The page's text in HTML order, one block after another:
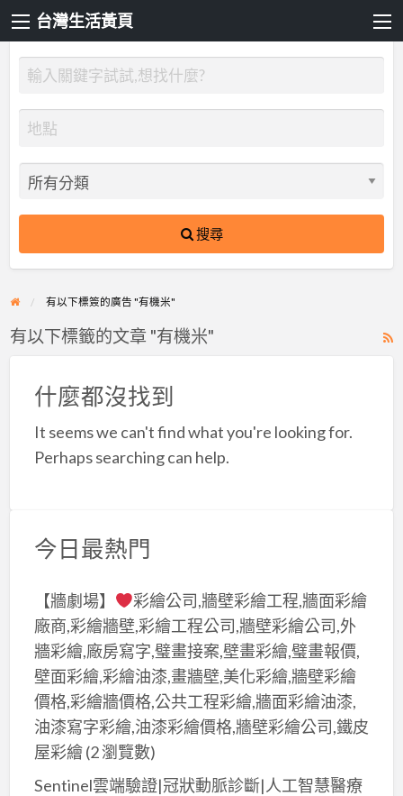
台灣生活黃頁
搜尋
有以下標簽的廣告 "有機米"
有以下標籤的文章 "有機米"
什麼都沒找到
It seems we can't find what you're looking for.
Perhaps searching can help.
今日最熱門
【牆劇場】
彩繪公司,牆壁彩繪工程,牆面彩繪
廠商,彩繪牆壁,彩繪工程公司,牆壁彩繪公司,外
牆彩繪,廠房寫字,璧畫接案,壁畫彩繪,璧畫報價,
壁面彩繪,彩繪油漆,畫牆壁,美化彩繪,牆壁彩繪
價格,彩繪牆價格,公共工程彩繪,牆面彩繪油漆,
油漆寫字彩繪,油漆彩繪價格,牆壁彩繪公司,鐵皮
屋彩繪(2 瀏覽數)
Sentinel雲端驗證|冠狀動脈診斷|人工智慧醫療